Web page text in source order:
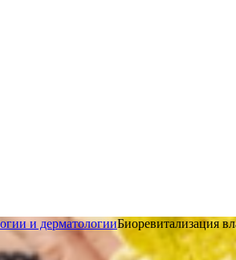
и дерматологииБиоревитализация